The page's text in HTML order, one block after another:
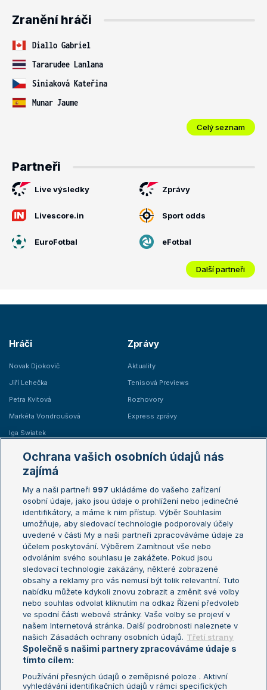
Zranění hráči
Diallo Gabriel
Tararudee Lanlana
Siniaková Kateřina
Munar Jaume
Celý seznam
Partneři
Live výsledky Zprávy
Livescore.in Sport odds
EuroFotbal eFotbal
Další partneři
Hráči
Novak Djokovič
Jiří Lehečka
Petra Kvitová
Markéta Vondroušová
Iga Swiatek
Zprávy
Aktuality
Tenisová Previews
Rozhovory
Express zprávy
Žebříčky
Žebříček ATP (muži)
Žebříček WTA (ženy)
Sázkařský žebříček
Australian Open
French Open
Wimbledon
US Open
Turnaj mistrů
Turnaj mistryň
Aktualní trendy
Fotbalové přestupy
Livesport Daily
LS Prague Open
Ochrana vašich osobních údajů nás
zajímá
My a naši partneři 997 ukládáme do vašeho zařízení
osobní údaje, jako jsou údaje o prohlížení nebo jedinečné
identifikátory, a máme k nim přístup. Výběr Souhlasím
umožňuje, aby sledovací technologie podporovaly účely
uvedené v části My a naši partneři zpracováváme údaje za
účelem poskytování. Výběrem Zamítnout vše nebo
odvoláním svého souhlasu je zakážete. Pokud jsou
sledovací technologie zakázány, některé zobrazené
obsahy a reklamy pro vás nemusí být tolik relevantní. Tuto
nabídku můžete kdykoli znovu zobrazit a změnit své volby
nebo souhlas odvolat kliknutím na odkaz Řízení předvoleb
ve spodní části webové stránky. Vaše volby se projeví v
našem Internetová stránka. Další podrobnosti naleznete v
našich Zásadách ochrany osobních údajů. Třetí strany
Společně s našimi partnery zpracováváme údaje s
tímto cílem:
Používání přesných údajů o zeměpisné poloze . Aktivní
vyhledávání identifikačních údajů v rámci specifických